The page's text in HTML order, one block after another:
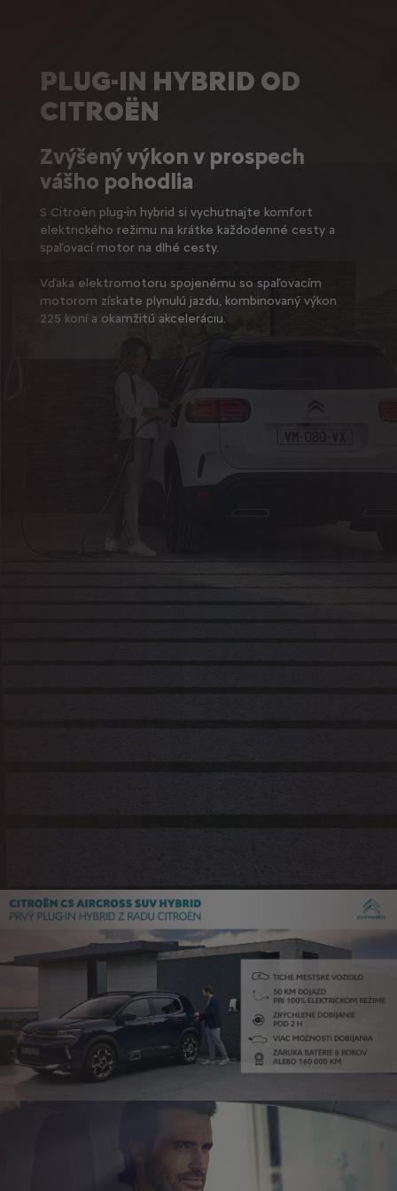
PLUG-IN HYBRID OD
CITROËN
Zvýšený výkon v prospech
vášho pohodlia
S Citroën plug-in hybrid si vychutnajte komfort
elektrického režimu na krátke každodenné cesty a
spaľovací motor na dlhé cesty.
Vďaka elektromotoru spojenému so spaľovacím
motorom získate plynulú jazdu, kombinovaný výkon
225 koní a okamžitú akceleráciu.